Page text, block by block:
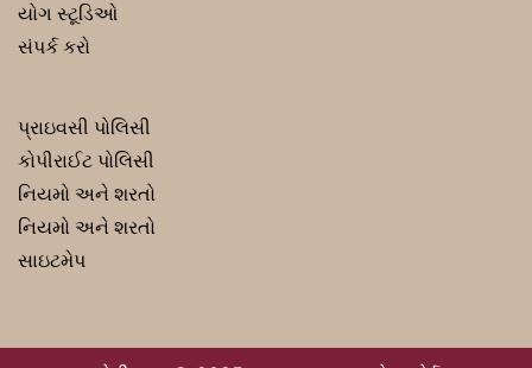
યોગ સ્ટૂડિઓ
સંપર્ક કરો
પ્રાઇવસી પોલિસી
કોપીરાઈટ પોલિસી
નિયમો અને શરતો
નિયમો અને શરતો
સાઇટમેપ